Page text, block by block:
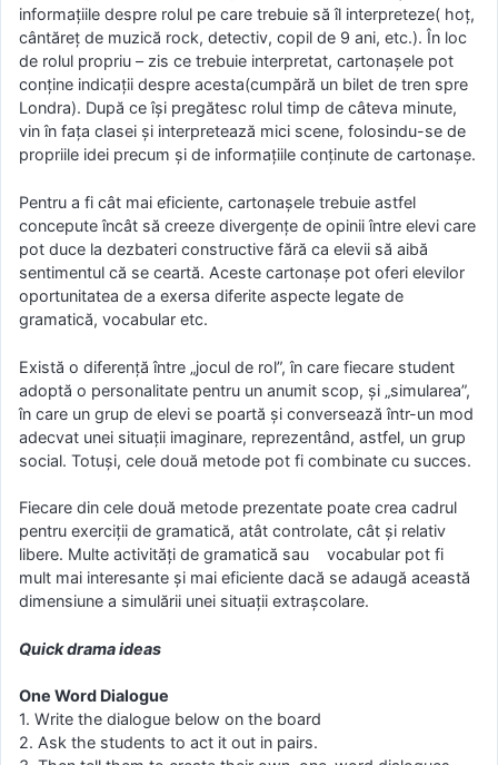
informaţiile despre rolul pe care trebuie să îl interpreteze( hoţ,
cântăreţ de muzică rock, detectiv, copil de 9 ani, etc.). În loc
de rolul propriu – zis ce trebuie interpretat, cartonaşele pot
conţine indicaţii despre acesta(cumpără un bilet de tren spre
Londra). După ce îşi pregătesc rolul timp de câteva minute,
vin în faţa clasei şi interpretează mici scene, folosindu-se de
propriile idei precum şi de informaţiile conţinute de cartonaşe.
Pentru a fi cât mai eficiente, cartonaşele trebuie astfel
concepute încât să creeze divergenţe de opinii între elevi care
pot duce la dezbateri constructive fără ca elevii să aibă
sentimentul că se ceartă. Aceste cartonaşe pot oferi elevilor
oportunitatea de a exersa diferite aspecte legate de
gramatică, vocabular etc.
Există o diferenţă între „jocul de rol”, în care fiecare student
adoptă o personalitate pentru un anumit scop, şi „simularea”,
în care un grup de elevi se poartă şi conversează într-un mod
adecvat unei situaţii imaginare, reprezentând, astfel, un grup
social. Totuşi, cele două metode pot fi combinate cu succes.
Fiecare din cele două metode prezentate poate crea cadrul
pentru exerciţii de gramatică, atât controlate, cât şi relativ
libere. Multe activităţi de gramatică sau vocabular pot fi
mult mai interesante şi mai eficiente dacă se adaugă această
dimensiune a simulării unei situaţii extraşcolare.
Quick drama ideas
One Word Dialogue
1. Write the dialogue below on the board
2. Ask the students to act it out in pairs.